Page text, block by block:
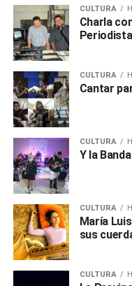
CULTURA
Charla
CULTURA
Cantar
CULTURA
Y la
CULTURA
María
sus
CULTURA